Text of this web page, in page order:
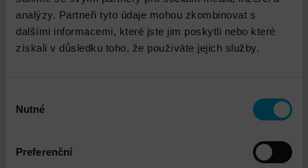
analýzy. Partneři tyto údaje mohou zkombinovat s
dalšími informacemi, které jste jim poskytli nebo které
získali v důsledku toho, že používáte jejich služby.
souhlasu
Nutné
Preferenční
jvachata@dns.cz
Propojené služby